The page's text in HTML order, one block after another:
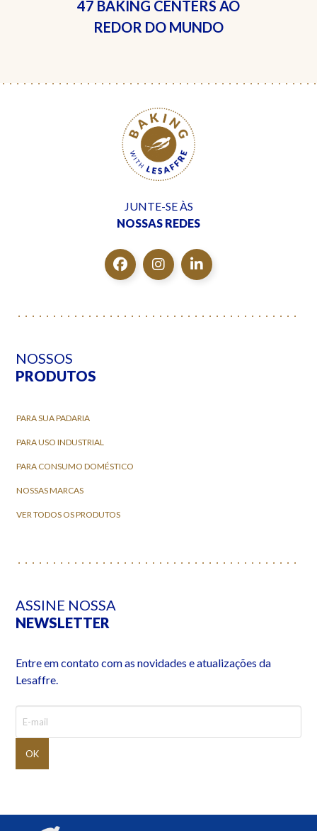
47 BAKING CENTERS AO
REDOR DO MUNDO
JUNTE-SE ÀS
NOSSAS REDES
NOSSOS
PRODUTOS
PARA SUA PADARIA
PARA USO INDUSTRIAL
PARA CONSUMO DOMÉSTICO
NOSSAS MARCAS
VER TODOS OS PRODUTOS
ASSINE NOSSA
NEWSLETTER
Entre em contato com as novidades e atualizações da
Lesaffre.